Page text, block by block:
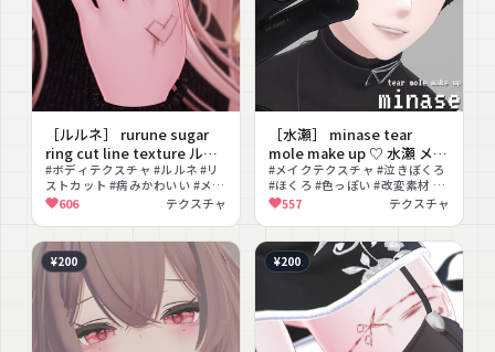
［ルルネ］ rurune sugar
ring cut line texture ルル
ネ お砂糖リング 傷テクスチ
ャ
#ボディテクスチャ #ルルネ #リ
ストカット #病みかわいい #メン
ヘラ #PSD付き
606 テクスチャ
［水瀬］ minase tear
mole make up ♡ 水瀬 メイ
クテクスチャ ほくろ
#メイクテクスチャ #泣きぼくろ
#ほくろ #色っぽい #改変素材 #
フェイステクスチャ
557 テクスチャ
¥200 ¥200